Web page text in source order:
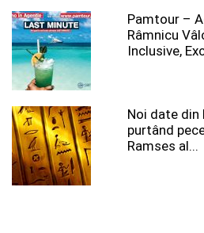
Pamtour –
Râmnicu
Inclusive,
Noi date
purtând
Ramses al...